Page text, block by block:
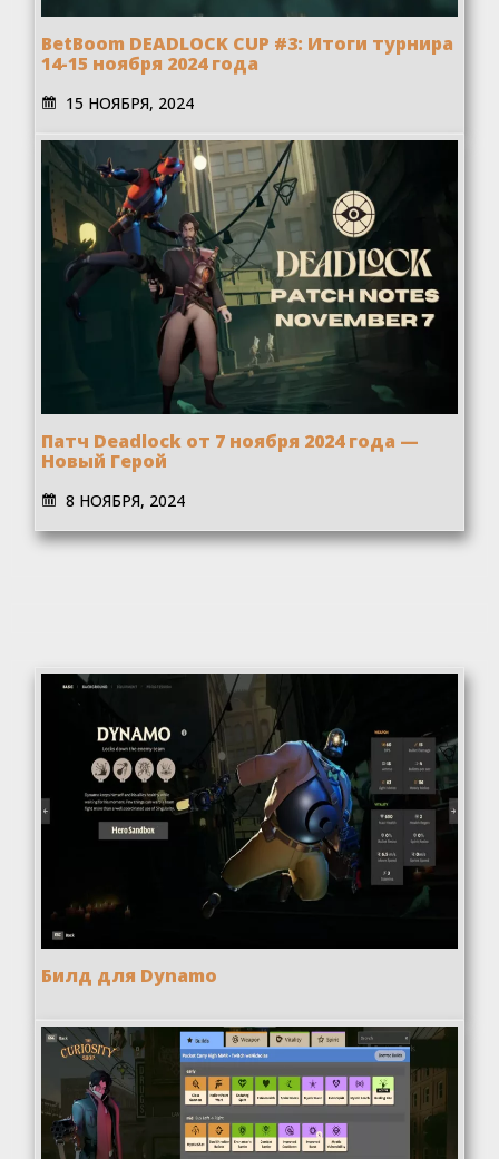
BetBoom DEADLOCK CUP #3: Итоги турнира
14-15 ноября 2024 года
15 НОЯБРЯ, 2024
Патч Deadlock от 7 ноября 2024 года —
Новый Герой
8 НОЯБРЯ, 2024
Билд для Dynamo